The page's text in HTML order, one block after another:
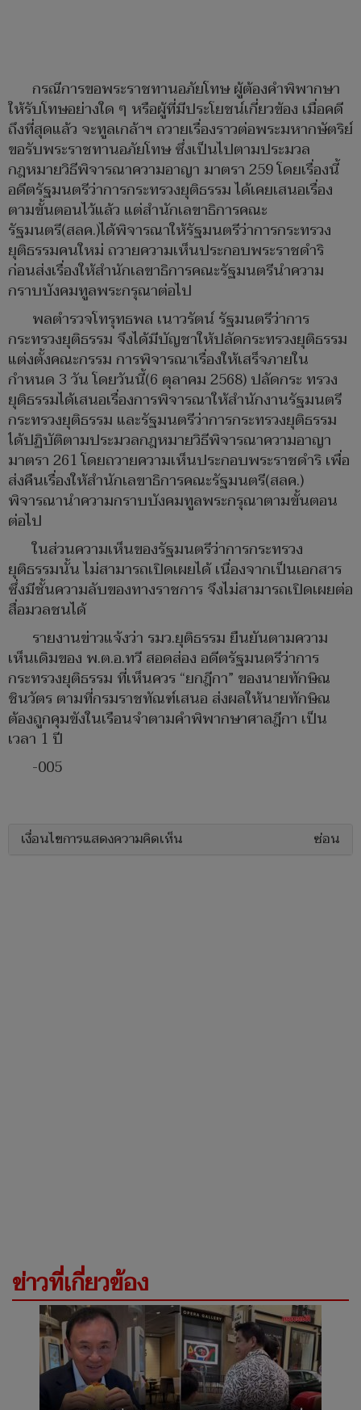
กรณีการขอพระราชทานอภัยโทษ ผู้ต้องคำพิพากษา
ให้รับโทษอย่างใด ๆ หรือผู้ที่มีประโยชน์เกี่ยวข้อง เมื่อคดี
ถึงที่สุดแล้ว จะทูลเกล้าฯ ถวายเรื่องราวต่อพระมหากษัตริย์
ขอรับพระราชทานอภัยโทษ ซึ่งเป็นไปตามประมวล
กฎหมายวิธีพิจารณาความอาญา มาตรา 259 โดยเรื่องนี้
อดีตรัฐมนตรีว่าการกระทรวงยุติธรรม ได้เคยเสนอเรื่อง
ตามขั้นตอนไว้แล้ว แต่สำนักเลขาธิการคณะ
รัฐมนตรี(สลค.)ได้พิจารณาให้รัฐมนตรีว่าการกระทรวง
ยุติธรรมคนใหม่ ถวายความเห็นประกอบพระราชดำริ
ก่อนส่งเรื่องให้สำนักเลขาธิการคณะรัฐมนตรีนำความ
กราบบังคมทูลพระกรุณาต่อไป
พลตำรวจโทรุทธพล เนาวรัตน์ รัฐมนตรีว่าการ
กระทรวงยุติธรรม จึงได้มีบัญชาให้ปลัดกระทรวงยุติธรรม
แต่งตั้งคณะกรรม การพิจารณาเรื่องให้เสร็จภายใน
กำหนด 3 วัน โดยวันนี้(6 ตุลาคม 2568) ปลัดกระ ทรวง
ยุติธรรมได้เสนอเรื่องการพิจารณาให้สำนักงานรัฐมนตรี
กระทรวงยุติธรรม และรัฐมนตรีว่าการกระทรวงยุติธรรม
ได้ปฏิบัติตามประมวลกฎหมายวิธีพิจารณาความอาญา
มาตรา 261 โดยถวายความเห็นประกอบพระราชดำริ เพื่อ
ส่งคืนเรื่องให้สำนักเลขาธิการคณะรัฐมนตรี(สลค.)
พิจารณานำความกราบบังคมทูลพระกรุณาตามขั้นตอน
ต่อไป
ในส่วนความเห็นของรัฐมนตรีว่าการกระทรวง
ยุติธรรมนั้น ไม่สามารถเปิดเผยได้ เนื่องจากเป็นเอกสาร
ซึ่งมีชั้นความลับของทางราชการ จึงไม่สามารถเปิดเผยต่อ
สื่อมวลชนได้
รายงานข่าวแจ้งว่า รมว.ยุติธรรม ยืนยันตามความ
เห็นเดิมของ พ.ต.อ.ทวี สอดส่อง อดีตรัฐมนตรีว่าการ
กระทรวงยุติธรรม ที่เห็นควร “ยกฎีกา” ของนายทักษิณ
ชินวัตร ตามที่กรมราชทัณฑ์เสนอ ส่งผลให้นายทักษิณ
ต้องถูกคุมขังในเรือนจำตามคำพิพากษาศาลฎีกา เป็น
เวลา 1 ปี
-005
เงื่อนไขการแสดงความคิดเห็น ซ่อน
ข่าวที่เกี่ยวข้อง